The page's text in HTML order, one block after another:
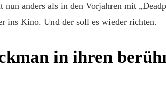
nun anders als in den Vorjahren mit
ins Kino. Und der soll es wieder richten.
in ihren